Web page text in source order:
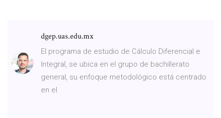
dgep.uas.edu.mx
El programa de estudio de Cálculo Diferencial e
Integral, se ubica en el grupo de bachillerato
general, su enfoque metodológico está centrado
en el